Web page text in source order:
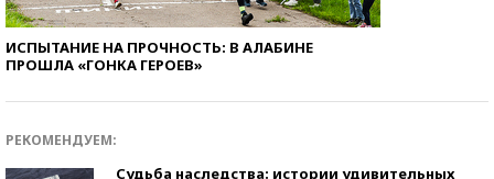
ИСПЫТАНИЕ НА ПРОЧНОСТЬ: В АЛАБИНЕ
ПРОШЛА «ГОНКА ГЕРОЕВ»
РЕКОМЕНДУЕМ:
Судьба наследства: истории удивительных